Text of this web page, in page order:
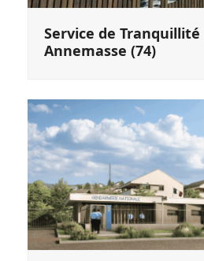
Service de Tranquillité
Annemasse (74)